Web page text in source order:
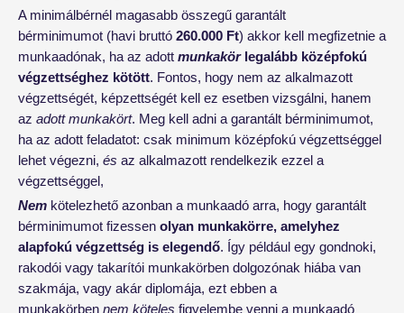
A minimálbérnél magasabb összegű garantált
bérminimumot (havi bruttó 260.000 Ft) akkor kell megfizetnie a
munkaadónak, ha az adott munkakörlegalább középfokú
végzettséghez kötött. Fontos, hogy nem az alkalmazott
végzettségét, képzettségét kell ez esetben vizsgálni, hanem
az adott munkakört. Meg kell adni a garantált bérminimumot,
ha az adott feladatot: csak minimum középfokú végzettséggel
lehet végezni, és az alkalmazott rendelkezik ezzel a
végzettséggel,
Nem kötelezhető azonban a munkaadó arra, hogy garantált
bérminimumot fizessen olyan munkakörre, amelyhez
alapfokú végzettség is elegendő. Így például egy gondnoki,
rakodói vagy takarítói munkakörben dolgozónak hiába van
szakmája, vagy akár diplomája, ezt ebben a
munkakörben nem köteles figyelembe venni a munkaadó